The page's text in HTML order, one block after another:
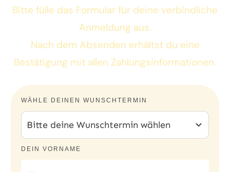
Bitte fülle das Formular für deine verbindliche
Anmeldung aus.
Nach dem Absenden erhältst du eine
Bestätigung mit allen Zahlungsinformationen.
WÄHLE DEINEN WUNSCHTERMIN
Bitte deine Wunschtermin wählen
DEIN VORNAME